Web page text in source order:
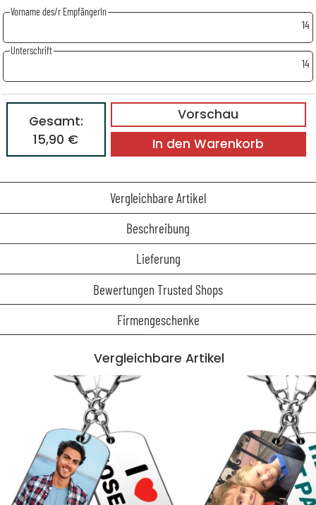
Vorname des/r EmpfängerIn
14
Unterschrift
14
Vorschau
Gesamt:
15,90 €
In den Warenkorb
Vergleichbare Artikel
Beschreibung
Lieferung
Bewertungen Trusted Shops
Firmengeschenke
Vergleichbare Artikel